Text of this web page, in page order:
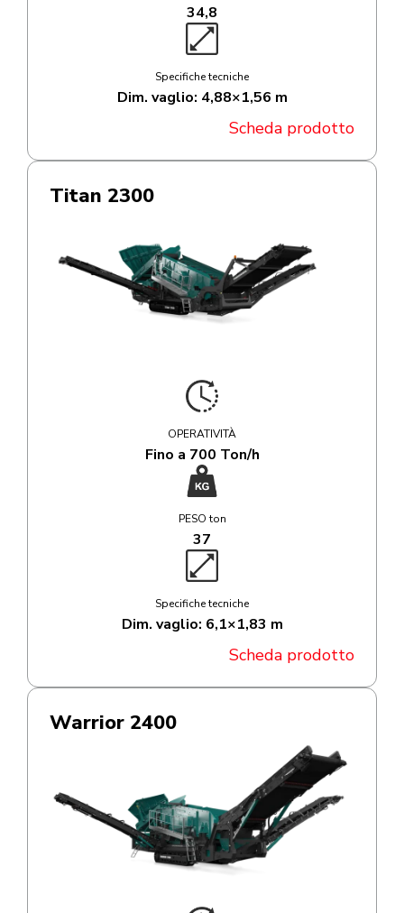
34,8
Specifiche tecniche
Dim. vaglio: 4,88×1,56 m
Scheda prodotto
Titan 2300
OPERATIVITÀ
Fino a 700 Ton/h
PESO ton
37
Specifiche tecniche
Dim. vaglio: 6,1×1,83 m
Scheda prodotto
Warrior 2400